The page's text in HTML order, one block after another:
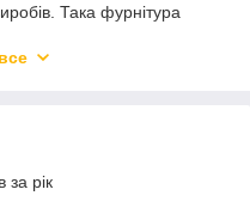
Така фурнітура
за рік